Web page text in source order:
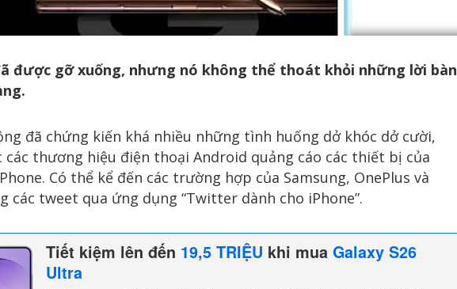
được gỡ xuống, nhưng nó không thể thoát khỏi những lời bàn
đã chứng kiến khá nhiều những tình huống dở khóc dở cười,
các thương hiệu điện thoại Android quảng cáo các thiết bị của
Có thể kể đến các trường hợp của Samsung, OnePlus và
các tweet qua ứng dụng “Twitter dành cho iPhone”.
Tiết kiệm lên đến 19,5 TRIỆU khi mua Galaxy S26
Ultra